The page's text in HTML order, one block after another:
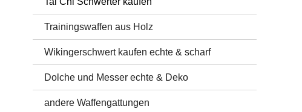
Trainingswaffen aus Holz
Wikingerschwert kaufen echte & scharf
Dolche und Messer echte & Deko
andere Waffengattungen